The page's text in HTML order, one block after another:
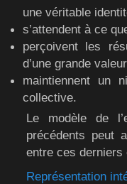
une véritable
s’attendent à ce
perçoivent les
d’une grande
maintiennent un
collective.
Le modèle de
précédents peut
entre ces derniers
Représentation